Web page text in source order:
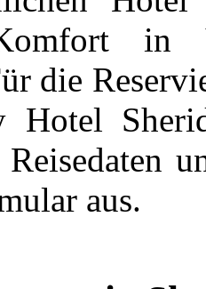
in
die
Hotel
Reisedaten
aus.